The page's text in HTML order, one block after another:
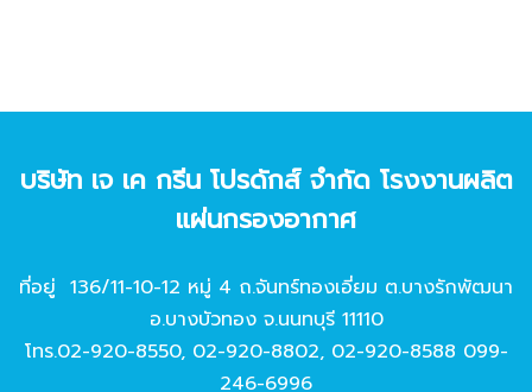
บริษัท เจ เค กรีน โปรดักส์ จํากัด โรงงานผลิต
แผ่นกรองอากาศ
ที่อยู่ 136/11-10-12 หมู่ 4 ถ.จันทร์ทองเอี่ยม ต.บางรักพัฒนา
อ.บางบัวทอง จ.นนทบุรี 11110
โทร.02-920-8550, 02-920-8802, 02-920-8588 099-
246-6996